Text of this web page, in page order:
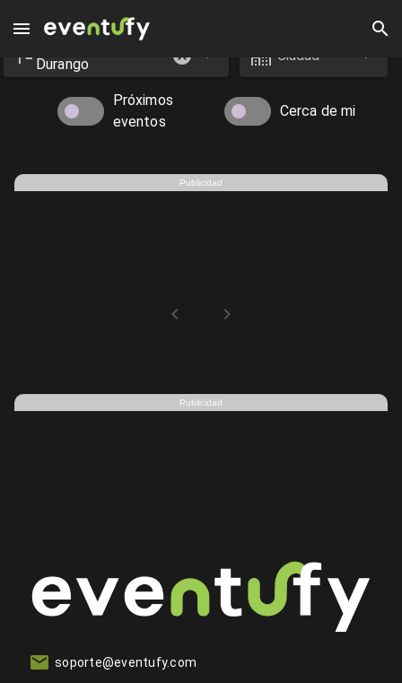
Eventos en Durango - Eventufy 2026 | Eventufy
Durango
Ciudad
Próximos
eventos
Cerca de mi
Publicidad
Publicidad
soporte@eventufy.com